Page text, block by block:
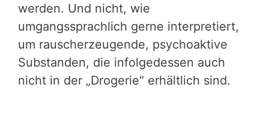
werden. Und nicht, wie
umgangssprachlich gerne interpretiert,
um rauscherzeugende, psychoaktive
Substanden, die infolgedessen auch
nicht in der „Drogerie“ erhältlich sind.